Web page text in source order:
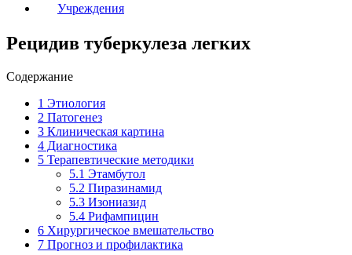
Учреждения
Рецидив туберкулеза легких
Содержание
1 Этиология
2 Патогенез
3 Клиническая картина
4 Диагностика
5 Терапевтические методики
5.1 Этамбутол
5.2 Пиразинамид
5.3 Изониазид
5.4 Рифампицин
6 Хирургическое вмешательство
7 Прогноз и профилактика